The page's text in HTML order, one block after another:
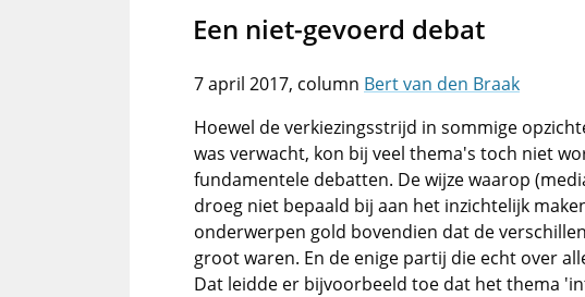
Een niet-gevoerd debat
7 april 2017
Bert van den Braak
Hoewel de verkiezingsstrijd in sommige
was verwacht, kon bij veel thema's toch niet
fundamentele debatten. De wijze waarop
droeg niet bepaald bij aan het inzichtelijk
onderwerpen gold bovendien dat de
groot waren. En de enige partij die echt over
Dat leidde er bijvoorbeeld toe dat het thema